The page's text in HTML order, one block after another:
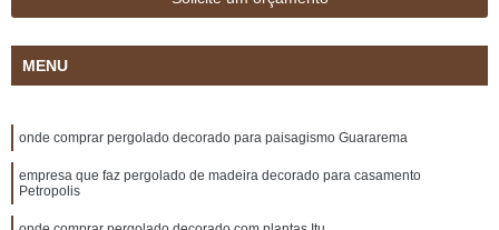
MENU
onde comprar pergolado decorado para paisagismo Guararema
empresa que faz pergolado de madeira decorado para casamento
Petropolis